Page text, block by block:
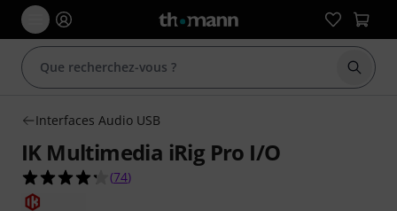
Interfaces Audio USB
IK Multimedia iRig Pro I/O
4.3 étoiles sur 5 d'après 74 évaluations clients
(74)